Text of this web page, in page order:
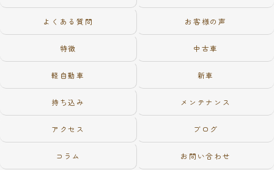
よくある質問 お客様の声
特徴 中古車
軽自動車 新車
持ち込み メンテナンス
アクセス ブログ
コラム お問い合わせ